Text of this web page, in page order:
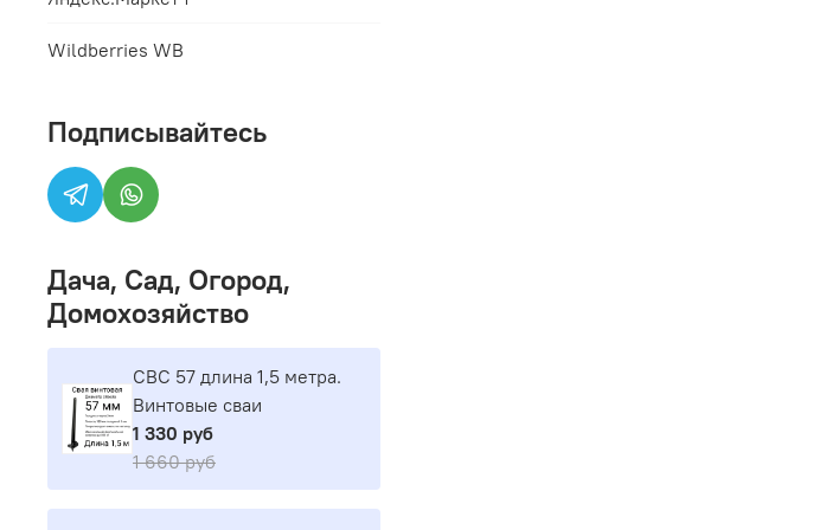
Wildberries WB
Подписывайтесь
Дача, Сад, Огород,
Домохозяйство
СВС 57 длина 1,5 метра.
Винтовые сваи
1 330 руб
1 660 руб